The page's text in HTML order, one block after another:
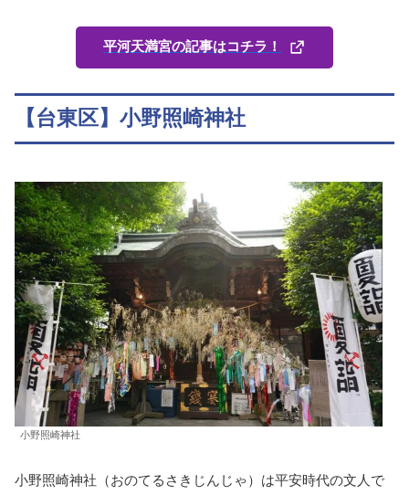
平河天満宮の記事はコチラ！
【台東区】小野照崎神社
小野照崎神社
小野照崎神社（おのてるさきじんじゃ）は平安時代の文人で